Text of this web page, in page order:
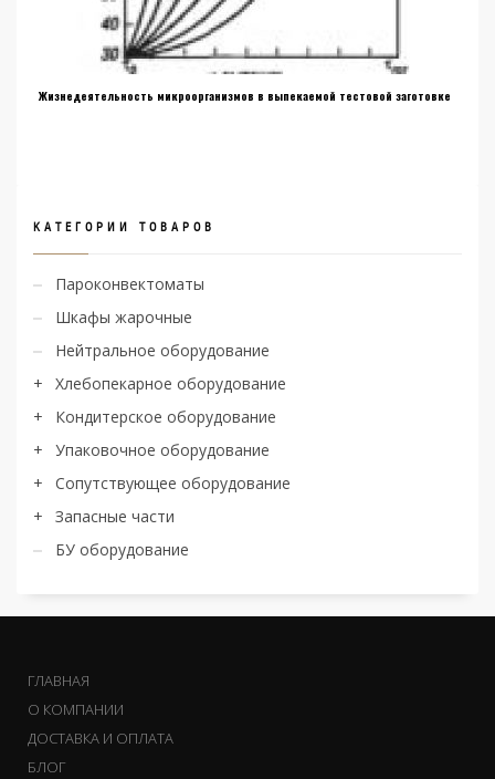
Жизнедеятельность микроорганизмов в выпекаемой тестовой заготовке
КАТЕГОРИИ ТОВАРОВ
Пароконвектоматы
Шкафы жарочные
Нейтральное оборудование
Хлебопекарное оборудование
Кондитерское оборудование
Упаковочное оборудование
Сопутствующее оборудование
Запасные части
БУ оборудование
ГЛАВНАЯ
О КОМПАНИИ
ДОСТАВКА И ОПЛАТА
БЛОГ